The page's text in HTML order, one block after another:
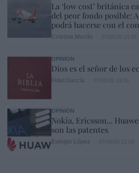
La ‘low cost’ británica
del peor fondo posible:
podrá hacerse con el
OPINIÓN
Dios es el señor de los
OPINIÓN
Nokia, Ericsson...
son las patentes